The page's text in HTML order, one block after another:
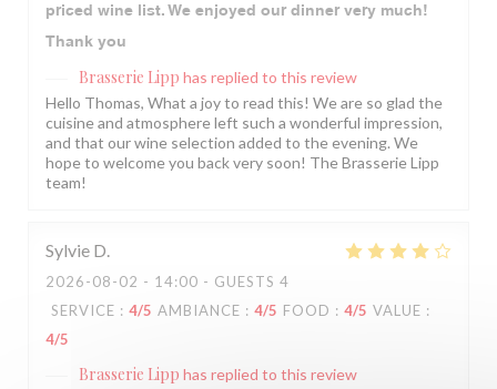
priced wine list. We enjoyed our dinner very much!
Thank you
Brasserie Lipp has replied to this review
Hello Thomas, What a joy to read this! We are so glad the
cuisine and atmosphere left such a wonderful impression,
and that our wine selection added to the evening. We
hope to welcome you back very soon! The Brasserie Lipp
team!
Sylvie D
2026-08-02 - 14:00 - GUESTS 4
SERVICE : 4/5 AMBIANCE : 4/5 FOOD : 4/5 VALUE :
4/5
Brasserie Lipp has replied to this review